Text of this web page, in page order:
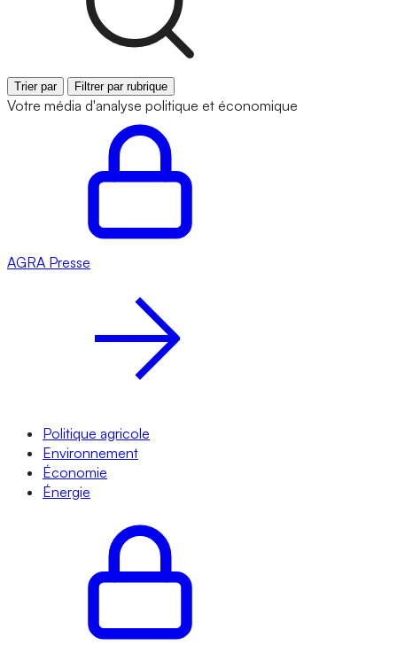
Trier par Filtrer par rubrique
Votre média d'analyse politique et économique
AGRA Presse
Politique agricole
Environnement
Économie
Énergie